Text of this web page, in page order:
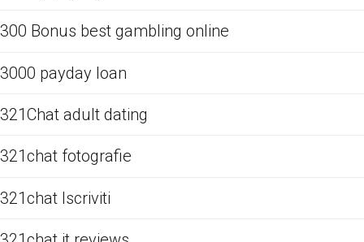
300 Bonus best gambling online
3000 payday loan
321Chat adult dating
321chat fotografie
321chat Iscriviti